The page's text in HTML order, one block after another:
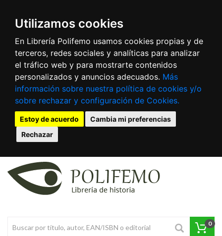
Utilizamos cookies
En Librería Polifemo usamos cookies propias y de
terceros, redes sociales y analíticas para analizar
el tráfico web y para mostrarte contenidos
personalizados y anuncios adecuados. Más
información sobre nuestra política de cookies y/o
sobre rechazar y configuración de Cookies.
Estoy de acuerdo
Cambia mi preferencias
Rechazar
0